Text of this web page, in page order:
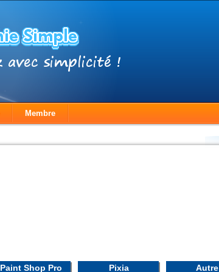
Membre
Paint Shop Pro Pixia Autre